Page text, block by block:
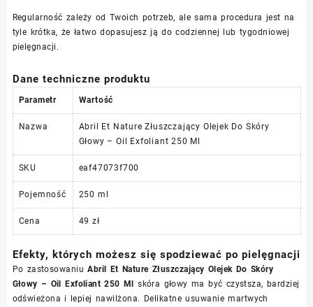
Regularność zależy od Twoich potrzeb, ale sama procedura jest na
tyle krótka, że łatwo dopasujesz ją do codziennej lub tygodniowej
pielęgnacji.
Dane techniczne produktu
Parametr Wartość
Nazwa
Abril Et Nature Złuszczający Olejek Do Skóry
Głowy – Oil Exfoliant 250 Ml
SKU eaf47073f700
Pojemność 250 ml
Cena 49 zł
Efekty, których możesz się spodziewać po pielęgnacji
Po zastosowaniuAbril Et Nature Złuszczający Olejek Do Skóry
Głowy – Oil Exfoliant 250 Ml skóra głowy ma być czystsza, bardziej
odświeżona i lepiej nawilżona. Delikatne usuwanie martwych